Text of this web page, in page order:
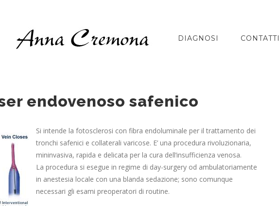
DIAGNOSI CONTATTI
endovenoso safenico
Si intende la fotosclerosi con fibra endoluminale per il trattamento dei
tronchi safenici e collaterali varicose. E’ una procedura rivoluzionaria,
mininvasiva, rapida e delicata per la cura dell’insufficienza venosa.
La procedura si esegue in regime di day-surgery od ambulatoriamente
in anestesia locale con una blanda sedazione; sono comunque
necessari gli esami preoperatori di routine.